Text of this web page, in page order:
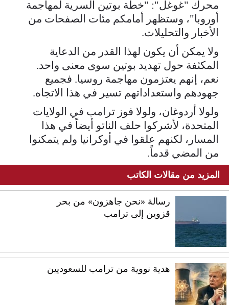
محرك "غوغل": "خطة بوتين السرية لمهاجمة
أوروبا"، وستظهر أمامكم مئات الصفحات من
الأخبار والتحليلات.
ولا يمكن أن يكون لهذا القدر من الدعاية
المكثفة حول تهديد بوتين سوى معنى واحد.
نعم، إنهم يعتزمون مهاجمة روسيا. فجميع
جهودهم واستعداداتهم تسير في هذا الاتجاه.
ولولا أردوغان، ولولا فوز ترامب في الولايات
المتحدة، لأشركوا حلف الناتو أيضاً في هذا
المسار، لكنهم علقوا في أوكرانيا ولم يتمكنوا
من المضي قدماً.
المزيد من مقالات الكاتب
رسالة «نحن جاهزون» من بحر
قزوين إلى ترامب
هدية نووية من ترامب للسعوديين